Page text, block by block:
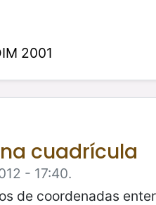
2001
cuadrícula
- 17:40.
de coordenadas